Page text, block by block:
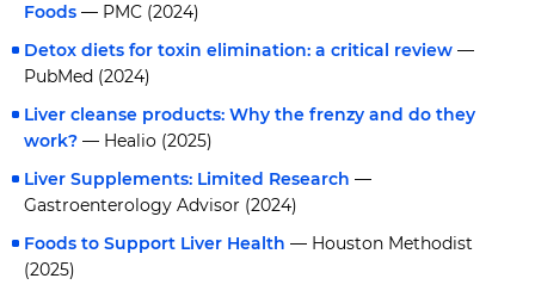
Foods — PMC (2024)
Detox diets for toxin elimination: a critical review —
PubMed (2024)
Liver cleanse products: Why the frenzy and do they
work? — Healio (2025)
Liver Supplements: Limited Research —
Gastroenterology Advisor (2024)
Foods to Support Liver Health — Houston Methodist
(2025)